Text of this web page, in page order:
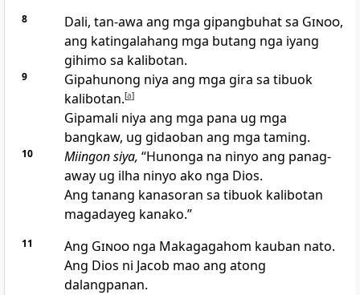
8 Dali, tan-awa ang mga gipangbuhat sa Ginoo,
ang katingalahang mga butang nga iyang
gihimo sa kalibotan.
9
Gipahunong niya ang mga gira sa tibuok
kalibotan.[a]
Gipamali niya ang mga pana ug mga
bangkaw, ug gidaoban ang mga taming.
10 Miingon siya, “Hunonga na ninyo ang panag-
away ug ilha ninyo ako nga Dios.
Ang tanang kanasoran sa tibuok kalibotan
magadayeg kanako.”
11 Ang Ginoonga Makagagahom kauban nato.
Ang Dios ni Jacob mao ang atong
dalangpanan.